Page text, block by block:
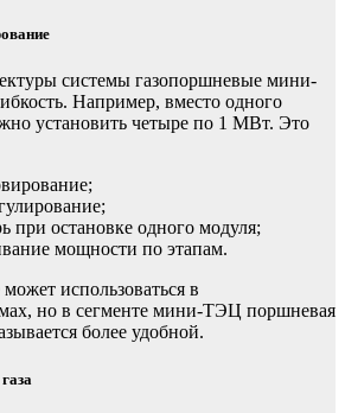
системы газопоршневые мини-
Например, вместо одного
установить четыре по 1 МВт. Это
при остановке одного модуля;
мощности по этапам.
использоваться в
но в сегменте мини-ТЭЦ поршневая
более удобной.